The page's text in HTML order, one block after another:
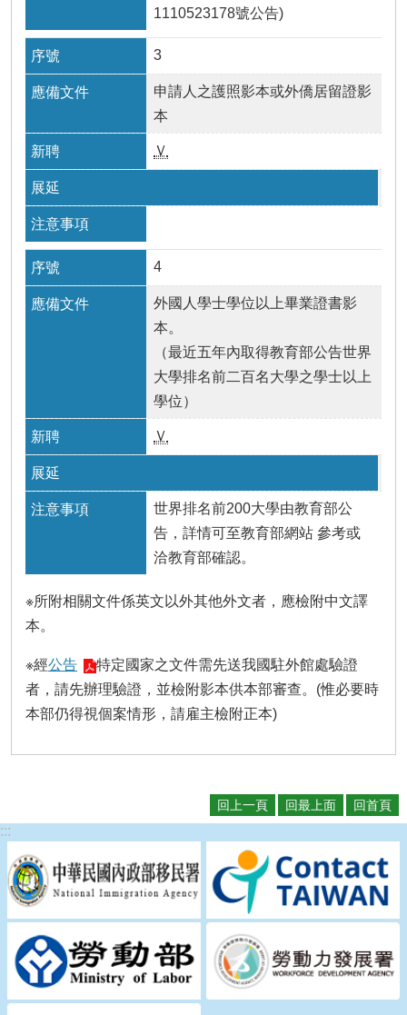
1110523178號公告)
3
申請人之護照影本或外僑居留證影
本
Ｖ
4
外國人學士學位以上畢業證書影
本。
（最近五年內取得教育部公告世界
大學排名前二百名大學之學士以上
學位）
Ｖ
世界排名前200大學由教育部公
告，詳情可至教育部網站 參考或
洽教育部確認。
※所附相關文件係英文以外其他外文者，應檢附中文譯
本。
※經公告
特定國家之文件需先送我國駐外館處驗證
者，請先辦理驗證，並檢附影本供本部審查。(惟必要時
本部仍得視個案情形，請雇主檢附正本)
回上一頁 回最上面 回首頁
:::